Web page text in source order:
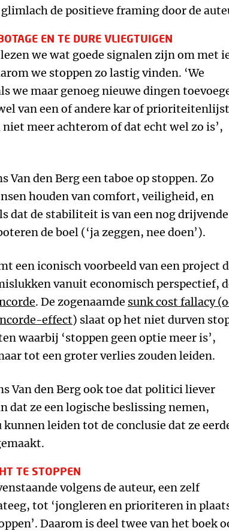
de positieve framing door de
EN TE DURE VLIEGTUIGEN
we wat goede signalen zijn om met
we stoppen zo lastig vinden. ‘We
we maar genoeg nieuwe dingen
van een of andere kar of prioriteitenlijst
meer achterom of dat echt wel zo is’,
Van den Berg een taboe op stoppen. Zo
houden van comfort, veiligheid, en
dat de stabiliteit is van een nog drijvende
de boel (‘ja zeggen, nee doen’).
een iconisch voorbeeld van een project
vanuit economisch perspectief,
. De zogenaamde sunk cost fallacy
effect) slaat op het niet durven
waarbij ‘stoppen geen optie meer is’,
tot een groter verlies zouden leiden.
Van den Berg ook toe dat politici liever
dat ze een logische beslissing nemen,
kunnen leiden tot de conclusie dat ze
TE STOPPEN
volgens de auteur, een zelf
tot ‘jongleren en prioriteren in
Daarom is deel twee van het boek